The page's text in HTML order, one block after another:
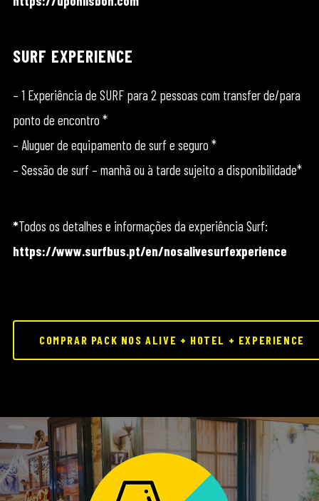
SURF EXPERIENCE
– 1 Experiência de SURF para 2 pessoas com transfer de/para
ponto de encontro *
– Aluguer de equipamento de surf e seguro *
– Sessão de surf – manhã ou à tarde sujeito a disponibilidade*
*Todos os detalhes e informações da experiência Surf:
https://www.surfbus.pt/en/nosalivesurfexperience
COMPRAR PACK NOS ALIVE + HOTEL + EXPERIENCE